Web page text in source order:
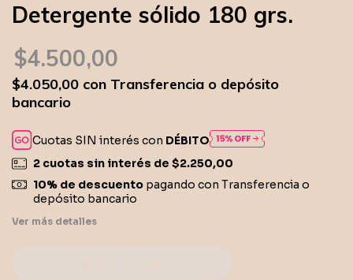
Detergente sólido 180 grs.
$4.500,00
$4.050,00 con Transferencia o depósito
bancario
Cuotas SIN interés con DÉBITO
2 cuotas sin interés de $2.250,00
10% de descuentopagando con Transferencia o
depósito bancario
Ver más detalles